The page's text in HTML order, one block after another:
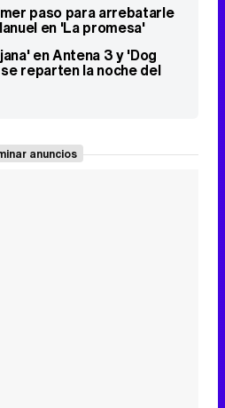
paso para arrebatarle
en 'La promesa'
en Antena 3 y 'Dog
reparten la noche del
anuncios